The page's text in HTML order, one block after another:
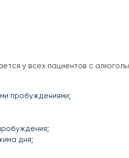
у всех пациентов с
пробуждениями;
дня;